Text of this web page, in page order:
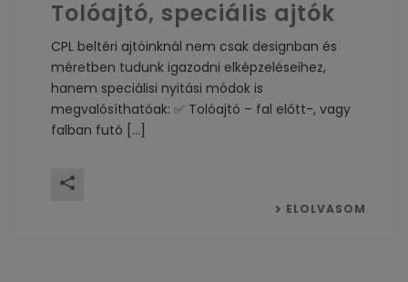
Tolóajtó, speciális ajtók
CPL beltéri ajtóinknál nem csak designban és
méretben tudunk igazodni elképzeléseihez,
hanem speciálisi nyitási módok is
megvalósíthatóak: ✅ Tolóajtó – fal előtt-, vagy
falban futó [...]
ELOLVASOM